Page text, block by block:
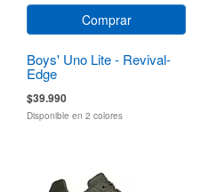
Comprar
Boys' Uno Lite - Revival-
Edge
$39.990
Disponible en 2 colores